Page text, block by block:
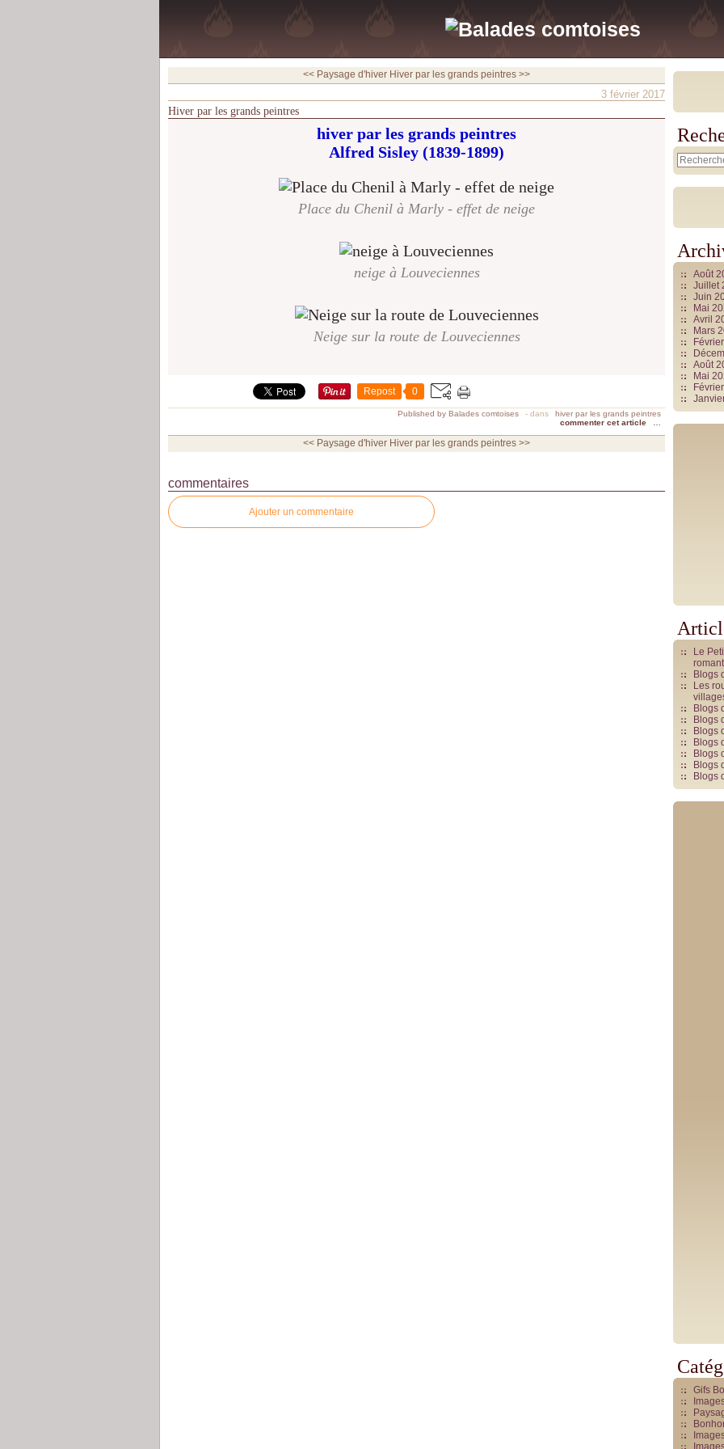
<< Paysage d'hiver Hiver par les grands peintres >>
3 février 2017
Hiver par les grands peintres
hiver par les grands peintres
Alfred Sisley (1839-1899)
Place du Chenil à Marly - effet de neige
neige à Louveciennes
Neige sur la route de Louveciennes
Repost 0
Published by Balades comtoises - dans
hiver par les grands peintres
commenter cet article
<< Paysage d'hiver Hiver par les grands peintres >>
commentaires
Ajouter un commentaire
Août
Juillet
Juin
Mai
Avril
Mars
Août
Mai
Le
Blogs
Les
Blogs
Blogs
Blogs
Blogs
Blogs
Blogs
Blogs
Gifs